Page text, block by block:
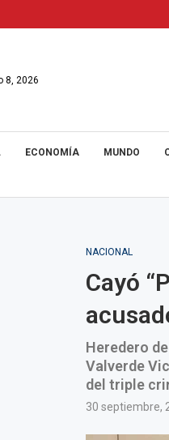
8, 2026
ECONOMÍA MUNDO
NACIONAL
Cayó
Heredero
Valverde
del triple
30 septiembre,